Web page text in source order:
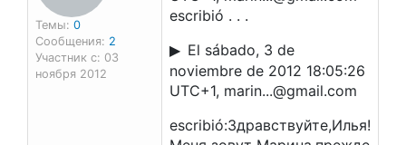
Темы: 0
Сообщения: 2
Участник с: 03
ноября 2012
escribió . . .
El sábado, 3 de
noviembre de 2012 18:05:26
UTC+1, marin...@gmail.com
escribió:Здравствуйте,Илья!